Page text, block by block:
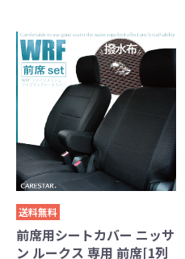
送料無料
前席用シートカバー ニッサ
ン ルークス 専用 前席[1列